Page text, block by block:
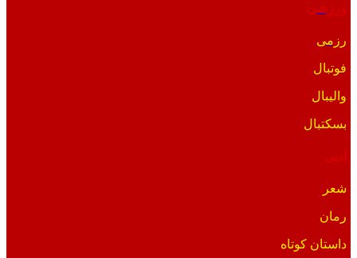
ورزشی
رزمی
فوتبال
والیبال
بسکتبال
ادبی
شعر
رمان
داستان کوتاه